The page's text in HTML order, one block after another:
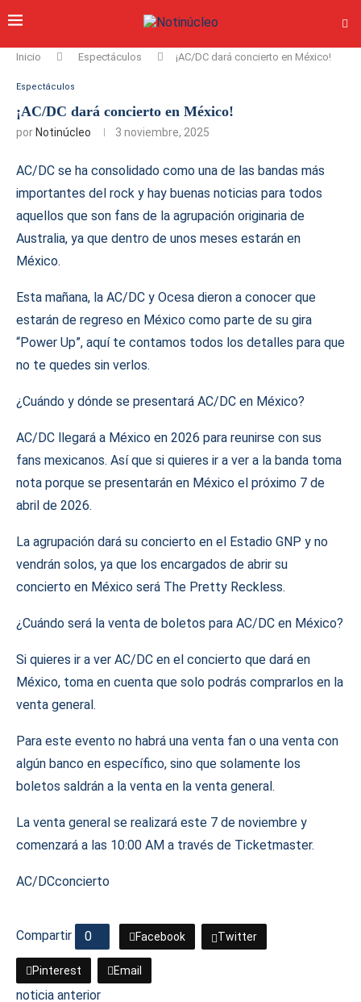
Inicio Espectáculos ¡AC/DC dará concierto en México!
Espectáculos
¡AC/DC dará concierto en México!
por Notinúcleo 3 noviembre, 2025
AC/DC se ha consolidado como una de las bandas más
importantes del rock y hay buenas noticias para todos
aquellos que son fans de la agrupación originaria de
Australia, ya que dentro de unos meses estarán en
México.
Esta mañana, la AC/DC y Ocesa dieron a conocer que
estarán de regreso en México como parte de su gira
“Power Up”, aquí te contamos todos los detalles para que
no te quedes sin verlos.
¿Cuándo y dónde se presentará AC/DC en México?
AC/DC llegará a México en 2026 para reunirse con sus
fans mexicanos. Así que si quieres ir a ver a la banda toma
nota porque se presentarán en México el próximo 7 de
abril de 2026.
La agrupación dará su concierto en el Estadio GNP y no
vendrán solos, ya que los encargados de abrir su
concierto en México será The Pretty Reckless.
¿Cuándo será la venta de boletos para AC/DC en México?
Si quieres ir a ver AC/DC en el concierto que dará en
México, toma en cuenta que solo podrás comprarlos en la
venta general.
Para este evento no habrá una venta fan o una venta con
algún banco en específico, sino que solamente los
boletos saldrán a la venta en la venta general.
La venta general se realizará este 7 de noviembre y
comenzará a las 10:00 AM a través de Ticketmaster.
AC/DCconcierto
Compartir 0 Facebook Twitter
Pinterest Email
noticia anterior